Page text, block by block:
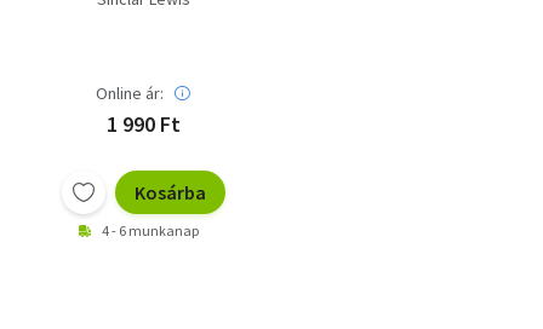
Online ár:
1 990 Ft
Kosárba
4 - 6 munkanap